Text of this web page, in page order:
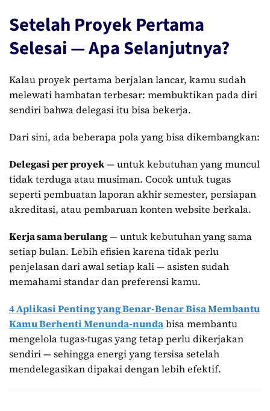
Setelah Proyek Pertama
Selesai — Apa Selanjutnya?
Kalau proyek pertama berjalan lancar, kamu sudah
melewati hambatan terbesar: membuktikan pada diri
sendiri bahwa delegasi itu bisa bekerja.
Dari sini, ada beberapa pola yang bisa dikembangkan:
Delegasi per proyek— untuk kebutuhan yang muncul
tidak terduga atau musiman. Cocok untuk tugas
seperti pembuatan laporan akhir semester, persiapan
akreditasi, atau pembaruan konten website berkala.
Kerja sama berulang— untuk kebutuhan yang sama
setiap bulan. Lebih efisien karena tidak perlu
penjelasan dari awal setiap kali — asisten sudah
memahami standar dan preferensi kamu.
4 Aplikasi Penting yang Benar-Benar Bisa Membantu
Kamu Berhenti Menunda-nundabisa membantu
mengelola tugas-tugas yang tetap perlu dikerjakan
sendiri — sehingga energi yang tersisa setelah
mendelegasikan dipakai dengan lebih efektif.